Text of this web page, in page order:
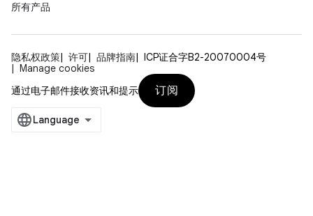
所有产品
隐私权政策 许可 品牌指南
ICP证合字B2-20070004号
Manage cookies
通过电子邮件接收资讯和提示
订阅